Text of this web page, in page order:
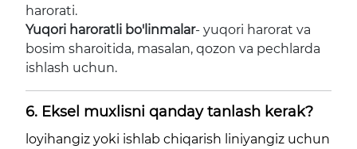
harorati.
Yuqori haroratli bo'linmalar- yuqori harorat va
bosim sharoitida, masalan, qozon va pechlarda
ishlash uchun.
6. Eksel muxlisni qanday tanlash kerak?
loyihangiz yoki ishlab chiqarish liniyangiz uchun